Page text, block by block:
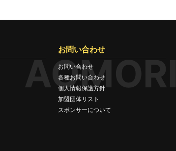
AOMORI
お問い合わせ
お問い合わせ
各種お問い合わせ
個人情報保護方針
加盟団体リスト
スポンサーについて